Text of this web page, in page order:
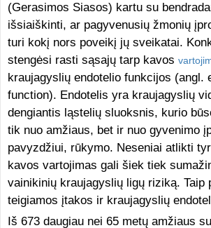
(Gerasimos Siasos) kartu su
išsiaiškinti, ar pagyvenusių žmonių
turi kokį nors poveikį jų sveikatai.
stengėsi rasti sąsajų tarp kavos
kraujagyslių endotelio funkcijos (angl.
function). Endotelis yra kraujagyslių
dengiantis ląstelių sluoksnis, kurio
tik nuo amžiaus, bet ir nuo gyvenimo
pavyzdžiui, rūkymo. Neseniai atlikti
kavos vartojimas gali šiek tiek
vainikinių kraujagyslių ligų riziką. Taip
teigiamos įtakos ir kraujagyslių
Iš 673 daugiau nei 65 metų amžiaus